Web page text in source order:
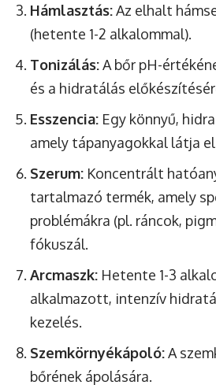
Hámlasztás:Az elhalt
(hetente 1-2 alkalommal).
Tonizálás:A bőr pH-
és a hidratálás
Esszencia: Egy könnyű,
amely tápanyagokkal látja
Szerum: Koncentrált
tartalmazó termék, amely
problémákra (pl. ráncok,
fókuszál.
Arcmaszk: Hetente 1-3
alkalmazott, intenzív
kezelés.
Szemkörnyékápoló:A
bőrének ápolására.